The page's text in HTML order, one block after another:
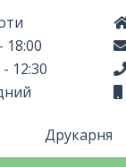
18:00
12:30
Друкарня